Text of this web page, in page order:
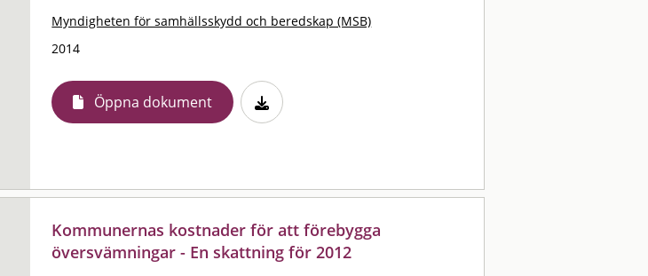
Myndigheten för samhällsskydd och beredskap (MSB)
2014
Öppna dokument
Kommunernas kostnader för att förebygga
översvämningar - En skattning för 2012